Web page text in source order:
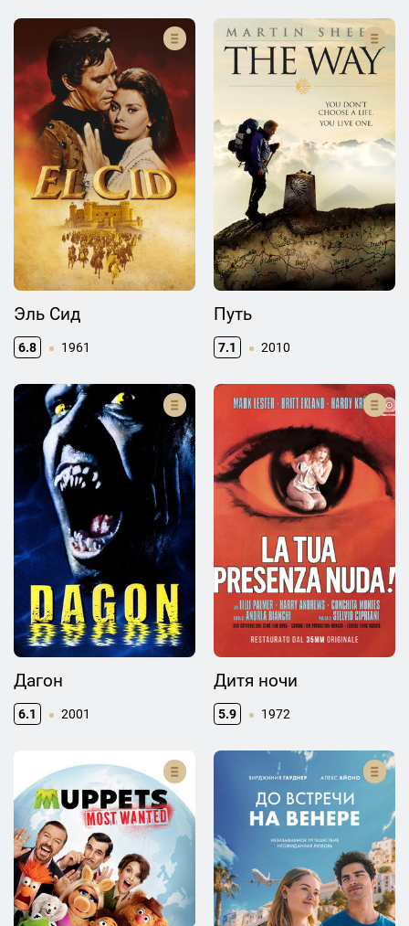
Эль Сид
6.8 1961
Путь
7.1 2010
Дагон
6.1 2001
Дитя ночи
5.9 1972